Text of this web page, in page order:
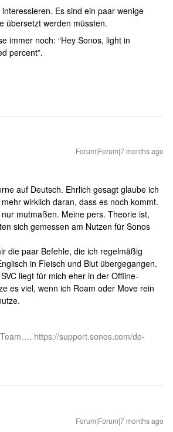
Es sind ein paar wenige
übersetzt werden müssten.
immer noch: “Hey Sonos, light in
percent”.
Forum|Forum|7 months ago
auf Deutsch. Ehrlich gesagt glaube ich
wirklich daran, dass es noch kommt.
mutmaßen. Meine pers. Theorie ist,
sich gemessen am Nutzen für Sonos
die paar Befehle, die ich regelmäßig
in Fleisch und Blut übergegangen.
liegt für mich eher in der Offline-
es viel, wenn ich Roam oder Move rein
https://support.sonos.com/de-
Forum|Forum|7 months ago